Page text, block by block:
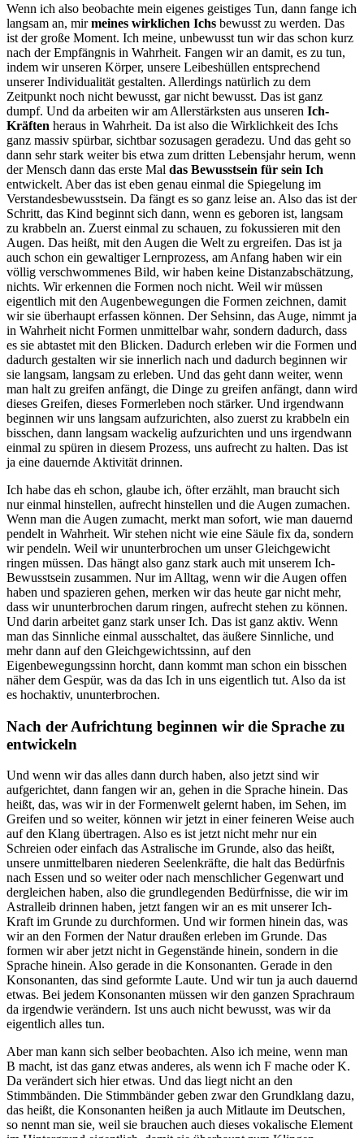
Wenn ich also beobachte mein eigenes geistiges Tun, dann fange ich
langsam an, mirmeines wirklichen Ichs bewusst zu werden. Das
ist der große Moment. Ich meine, unbewusst tun wir das schon kurz
nach der Empfängnis in Wahrheit. Fangen wir an damit, es zu tun,
indem wir unseren Körper, unsere Leibeshüllen entsprechend
unserer Individualität gestalten. Allerdings natürlich zu dem
Zeitpunkt noch nicht bewusst, gar nicht bewusst. Das ist ganz
dumpf. Und da arbeiten wir am Allerstärksten aus unseren Ich-
Kräften heraus in Wahrheit. Da ist also die Wirklichkeit des Ichs
ganz massiv spürbar, sichtbar sozusagen geradezu. Und das geht so
dann sehr stark weiter bis etwa zum dritten Lebensjahr herum, wenn
der Mensch dann das erste Mal das Bewusstsein für sein Ich
entwickelt. Aber das ist eben genau einmal die Spiegelung im
Verstandesbewusstsein. Da fängt es so ganz leise an. Also das ist der
Schritt, das Kind beginnt sich dann, wenn es geboren ist, langsam
zu krabbeln an. Zuerst einmal zu schauen, zu fokussieren mit den
Augen. Das heißt, mit den Augen die Welt zu ergreifen. Das ist ja
auch schon ein gewaltiger Lernprozess, am Anfang haben wir ein
völlig verschwommenes Bild, wir haben keine Distanzabschätzung,
nichts. Wir erkennen die Formen noch nicht. Weil wir müssen
eigentlich mit den Augenbewegungen die Formen zeichnen, damit
wir sie überhaupt erfassen können. Der Sehsinn, das Auge, nimmt ja
in Wahrheit nicht Formen unmittelbar wahr, sondern dadurch, dass
es sie abtastet mit den Blicken. Dadurch erleben wir die Formen und
dadurch gestalten wir sie innerlich nach und dadurch beginnen wir
sie langsam, langsam zu erleben. Und das geht dann weiter, wenn
man halt zu greifen anfängt, die Dinge zu greifen anfängt, dann wird
dieses Greifen, dieses Formerleben noch stärker. Und irgendwann
beginnen wir uns langsam aufzurichten, also zuerst zu krabbeln ein
bisschen, dann langsam wackelig aufzurichten und uns irgendwann
einmal zu spüren in diesem Prozess, uns aufrecht zu halten. Das ist
ja eine dauernde Aktivität drinnen.
Ich habe das eh schon, glaube ich, öfter erzählt, man braucht sich
nur einmal hinstellen, aufrecht hinstellen und die Augen zumachen.
Wenn man die Augen zumacht, merkt man sofort, wie man dauernd
pendelt in Wahrheit. Wir stehen nicht wie eine Säule fix da, sondern
wir pendeln. Weil wir ununterbrochen um unser Gleichgewicht
ringen müssen. Das hängt also ganz stark auch mit unserem Ich-
Bewusstsein zusammen. Nur im Alltag, wenn wir die Augen offen
haben und spazieren gehen, merken wir das heute gar nicht mehr,
dass wir ununterbrochen darum ringen, aufrecht stehen zu können.
Und darin arbeitet ganz stark unser Ich. Das ist ganz aktiv. Wenn
man das Sinnliche einmal ausschaltet, das äußere Sinnliche, und
mehr dann auf den Gleichgewichtssinn, auf den
Eigenbewegungssinn horcht, dann kommt man schon ein bisschen
näher dem Gespür, was da das Ich in uns eigentlich tut. Also da ist
es hochaktiv, ununterbrochen.
Nach der Aufrichtung beginnen wir die Sprache zu
entwickeln
Und wenn wir das alles dann durch haben, also jetzt sind wir
aufgerichtet, dann fangen wir an, gehen in die Sprache hinein. Das
heißt, das, was wir in der Formenwelt gelernt haben, im Sehen, im
Greifen und so weiter, können wir jetzt in einer feineren Weise auch
auf den Klang übertragen. Also es ist jetzt nicht mehr nur ein
Schreien oder einfach das Astralische im Grunde, also das heißt,
unsere unmittelbaren niederen Seelenkräfte, die halt das Bedürfnis
nach Essen und so weiter oder nach menschlicher Gegenwart und
dergleichen haben, also die grundlegenden Bedürfnisse, die wir im
Astralleib drinnen haben, jetzt fangen wir an es mit unserer Ich-
Kraft im Grunde zu durchformen. Und wir formen hinein das, was
wir an den Formen der Natur draußen erleben im Grunde. Das
formen wir aber jetzt nicht in Gegenstände hinein, sondern in die
Sprache hinein. Also gerade in die Konsonanten. Gerade in den
Konsonanten, das sind geformte Laute. Und wir tun ja auch dauernd
etwas. Bei jedem Konsonanten müssen wir den ganzen Sprachraum
da irgendwie verändern. Ist uns auch nicht bewusst, was wir da
eigentlich alles tun.
Aber man kann sich selber beobachten. Also ich meine, wenn man
B macht, ist das ganz etwas anderes, als wenn ich F mache oder K.
Da verändert sich hier etwas. Und das liegt nicht an den
Stimmbänden. Die Stimmbänder geben zwar den Grundklang dazu,
das heißt, die Konsonanten heißen ja auch Mitlaute im Deutschen,
so nennt man sie, weil sie brauchen auch dieses vokalische Element